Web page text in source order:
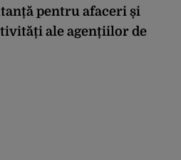
pentru afaceri și
ale agențiilor de